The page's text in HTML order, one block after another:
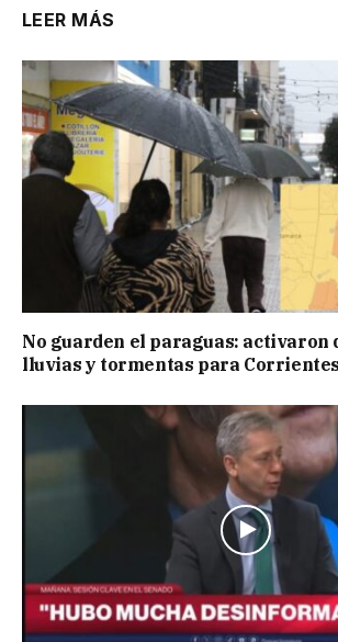
LEER MÁS
No guarden el paraguas: activaron
lluvias y tormentas para Corrientes